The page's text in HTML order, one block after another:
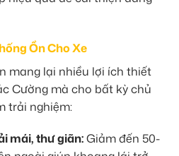
Ồn Cho Xe
mang lại nhiều lợi ích thiết
Cường mà cho bất kỳ chủ
trải nghiệm:
mái, thư giãn:Giảm đến 50-